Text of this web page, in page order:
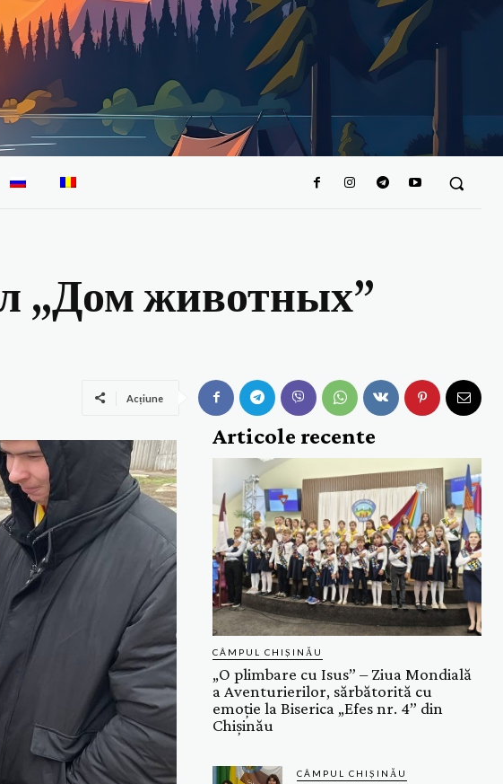
„Дом животных”
Acțiune
Articole recente
CÂMPUL CHIȘINĂU
„O plimbare cu Isus” – Ziua Mondială
a Aventurierilor, sărbătorită cu
emoție la Biserica „Efes nr. 4” din
Chișinău
CÂMPUL CHIȘINĂU